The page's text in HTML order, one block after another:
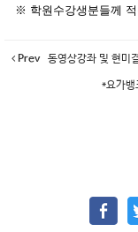
※ 학원수강생분들께
Prev 동영상강좌 및 현미
*요가뱅